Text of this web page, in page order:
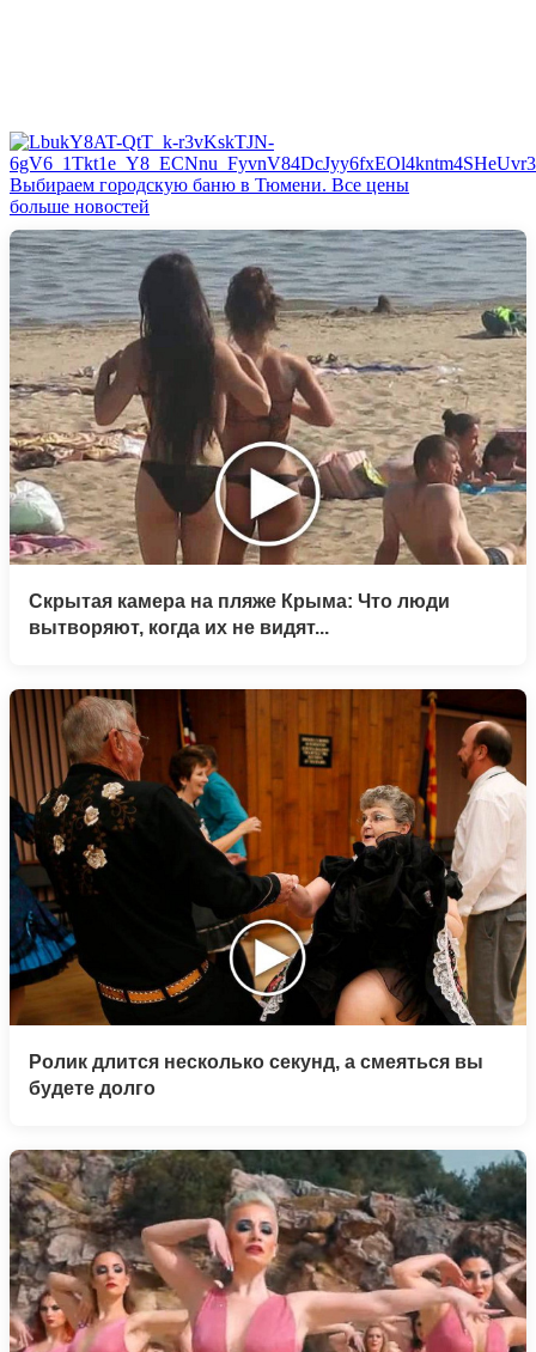
Выбираем городскую баню в Тюмени. Все цены
больше новостей
Скрытая камера на пляже Крыма: Что люди
вытворяют, когда их не видят...
Ролик длится несколько секунд, а смеяться вы
будете долго